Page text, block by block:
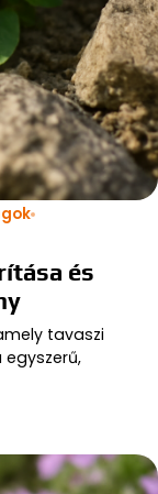
és
tavaszi